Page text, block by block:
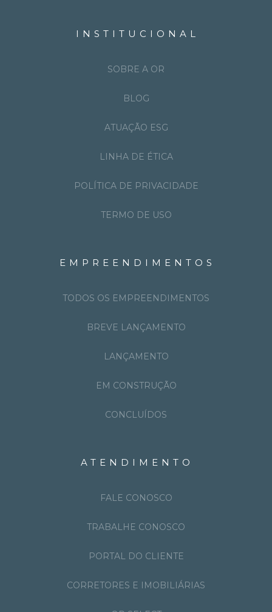
INSTITUCIONAL
SOBRE A OR
BLOG
ATUAÇÃO ESG
LINHA DE ÉTICA
POLÍTICA DE PRIVACIDADE
TERMO DE USO
EMPREENDIMENTOS
TODOS OS EMPREENDIMENTOS
BREVE LANÇAMENTO
LANÇAMENTO
EM CONSTRUÇÃO
CONCLUÍDOS
ATENDIMENTO
FALE CONOSCO
TRABALHE CONOSCO
PORTAL DO CLIENTE
CORRETORES E IMOBILIÁRIAS